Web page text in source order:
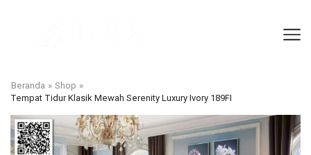
Beranda » Shop »
Tempat Tidur Klasik Mewah Serenity Luxury Ivory 189FI